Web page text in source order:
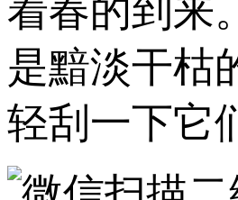
着春的到来
是黯淡干枯
轻刮一下它